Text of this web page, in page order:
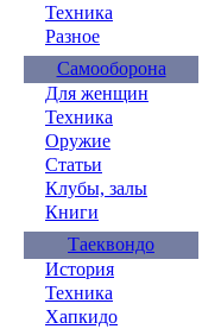
Техника
Разное
Самооборона
Для женщин
Техника
Оружие
Статьи
Клубы, залы
Книги
Таеквондо
История
Техника
Хапкидо